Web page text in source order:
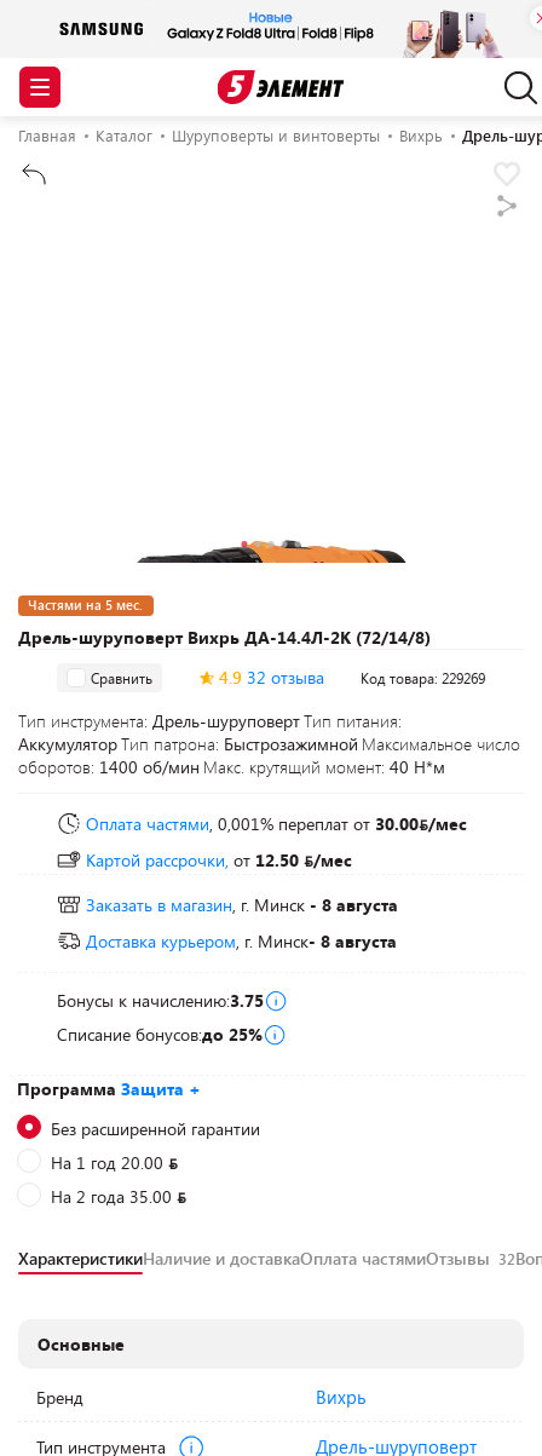
Главная Каталог Шуруповерты и винтоверты Вихрь Дрель-
Дрель-шуруповерт Вихрь ДА-14.4Л-2К (72/14/8)
Частями на 5 мес.
Программа Защита +
Без расширенной гарантии
На 1 год 20.00
На 2 года 35.00
Сравнить 4.9 32 отзыва Код товара: 229269
Тип инструмента: Дрель-шуруповертТип питания:
АккумуляторТип патрона: Быстрозажимной Максимальное число
оборотов: 1400 об/мин Макс. крутящий момент: 40 Н*м
Оплата частями, 0,001% переплат от 30.00 /мес
Картой рассрочки, от 12.50
/мес
Заказать в магазин, г. Минск - 8 августа
Доставка курьером, г. Минск- 8 августа
Бонусы к начислению:3.75
Списание бонусов:до 25%
ХарактеристикиНаличие и доставкаОплата частямиОтзывы 32
Основные
Бренд Вихрь
Тип инструмента Дрель-шуруповерт